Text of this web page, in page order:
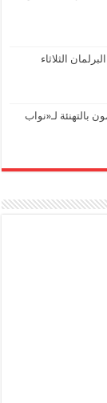
البرلمان الثلاثاء
بالتهنئة لـ«نواب